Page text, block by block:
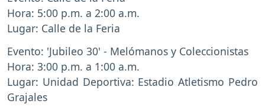
Hora: 5:00 p.m. a 2:00 a.m.
Lugar: Calle de la Feria
Evento: 'Jubileo 30' - Melómanos y Coleccionistas
Hora: 3:00 p.m. a 1:00 a.m.
Lugar: Unidad Deportiva: Estadio Atletismo Pedro
Grajales